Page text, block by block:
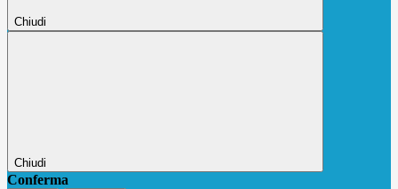
Chiudi
Chiudi
Conferma